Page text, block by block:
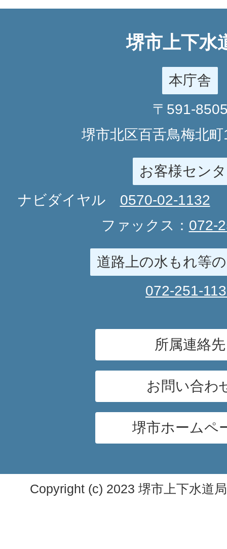
堺市上下水
本庁舎
〒591-
堺市北区百舌鳥梅北
お客様セン
ナビダイヤル 0570-02-1132
ファックス： 072-
道路上の水もれ等
072-251-
所属連絡先
お問い合わ
堺市ホームペ
Copyright (c) 2023 堺市上下水道